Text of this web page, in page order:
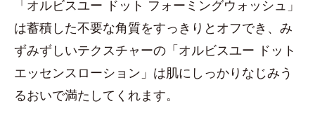
「オルビスユー ドット フォーミングウォッシュ」
は蓄積した不要な角質をすっきりとオフでき、み
ずみずしいテクスチャーの「オルビスユー ドット
エッセンスローション」は肌にしっかりなじみう
るおいで満たしてくれます。